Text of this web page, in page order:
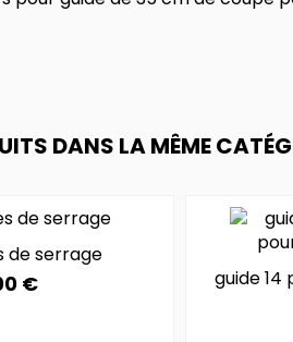
DANS LA MÊME
de serrage
€
guide 14